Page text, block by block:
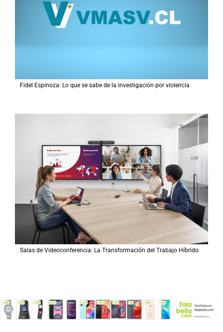
Fidel Espinoza: Lo que se sabe de la investigación por violencia
Salas de Videoconferencia: La Transformación del Trabajo Híbrido